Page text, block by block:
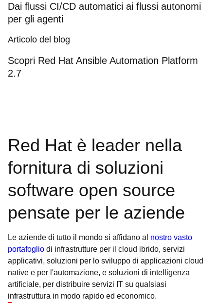
Dai flussi CI/CD automatici ai flussi autonomi
per gli agenti
Articolo del blog
Scopri Red Hat Ansible Automation Platform
2.7
Red Hat è leader nella
fornitura di soluzioni
software open source
pensate per le aziende
Le aziende di tutto il mondo si affidano al nostro vasto
portafoglio di infrastrutture per il cloud ibrido, servizi
applicativi, soluzioni per lo sviluppo di applicazioni cloud
native e per l'automazione, e soluzioni di intelligenza
artificiale, per distribuire servizi IT su qualsiasi
infrastruttura in modo rapido ed economico.